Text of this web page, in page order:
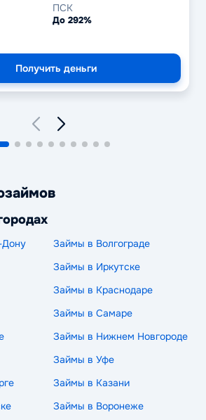
ПСК
До 292%
Получить деньги
Займы в Волгограде
Займы в Иркутске
Займы в Краснодаре
Займы в Самаре
Займы в Нижнем Новгороде
Займы в Уфе
Займы в Казани
Займы в Воронеже